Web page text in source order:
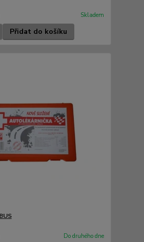
Skladem
Přidat do košíku
Do druhého dne